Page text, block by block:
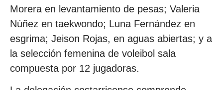
Morera en levantamiento de pesas; Valeria
Núñez en taekwondo; Luna Fernández en
esgrima; Jeison Rojas, en aguas abiertas; y a
la selección femenina de voleibol sala
compuesta por 12 jugadoras.